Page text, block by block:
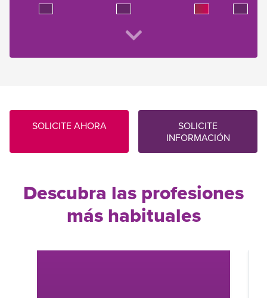
SOLICITE AHORA
SOLICITE
INFORMACIÓN
Descubra las profesiones
más habituales